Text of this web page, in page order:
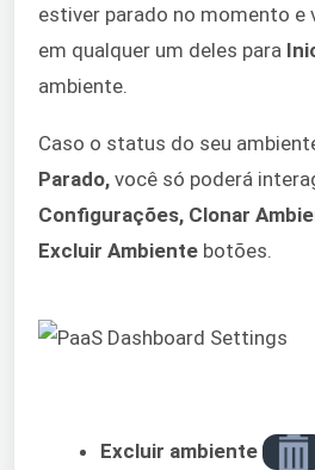
estiver parado no momento e
em qualquer um deles para
ambiente.
Caso o status do seu
Parado, você só poderá
Configurações, Clonar
Excluir Ambiente botões.
Excluir ambiente